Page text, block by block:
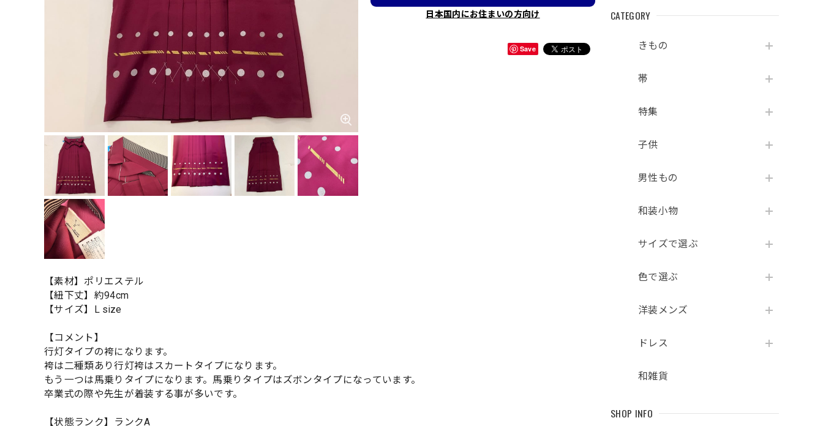
CATEGORY
きもの
帯
特集
子供
男性もの
和装小物
サイズで選ぶ
色で選ぶ
洋装メンズ
ドレス
和雑貨
SHOP INFO
日本国内にお住まいの方向け
Save
【素材】ポリエステル
【紐下丈】約94cm
【サイズ】L size
【コメント】
行灯タイプの袴になります。
袴は二種類あり行灯袴はスカートタイプになります。
もう一つは馬乗りタイプになります。馬乗りタイプはズボンタイプになっています。
卒業式の際や先生が着装する事が多いです。
【状態ランク】ランクA